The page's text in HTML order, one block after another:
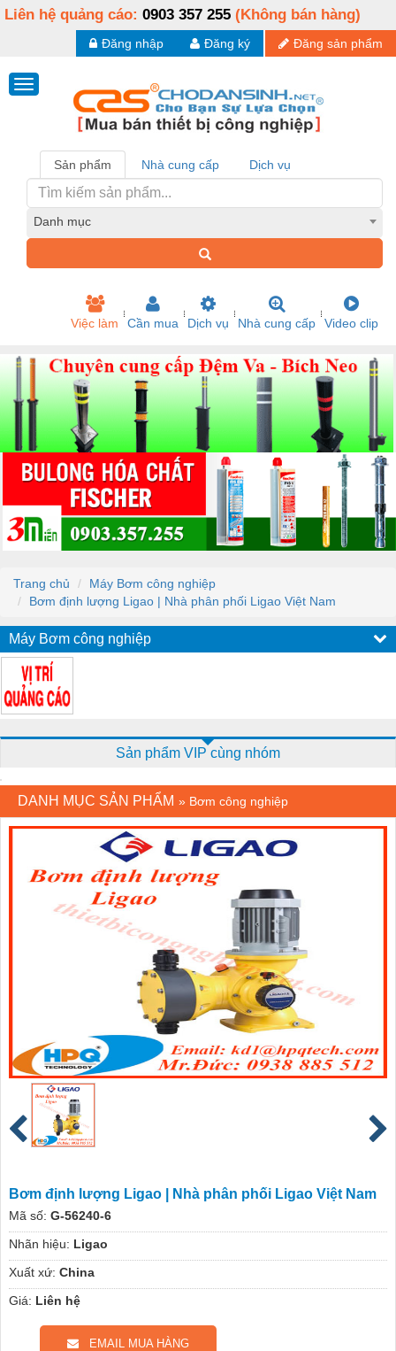
Liên hệ quảng cáo: 0903 357 255 (Không bán hàng)
Đăng sản phẩm
Đăng ký
Đăng nhập
Sản phẩm Nhà cung cấp Dịch vụ
Danh mục
Việc làm Cần mua Dịch vụ Nhà cung cấp Video clip
Trang chủ
Máy Bơm công nghiệp
Bơm định lượng Ligao | Nhà phân phối Ligao Việt Nam
Máy Bơm công nghiệp
Sản phẩm VIP cùng nhóm
DANH MỤC SẢN PHẨM » Bơm công nghiệp
Bơm định lượng Ligao | Nhà phân phối Ligao Việt Nam
Mã số: G-56240-6
Nhãn hiệu: Ligao
Xuất xứ: China
Giá: Liên hệ
EMAIL MUA HÀNG